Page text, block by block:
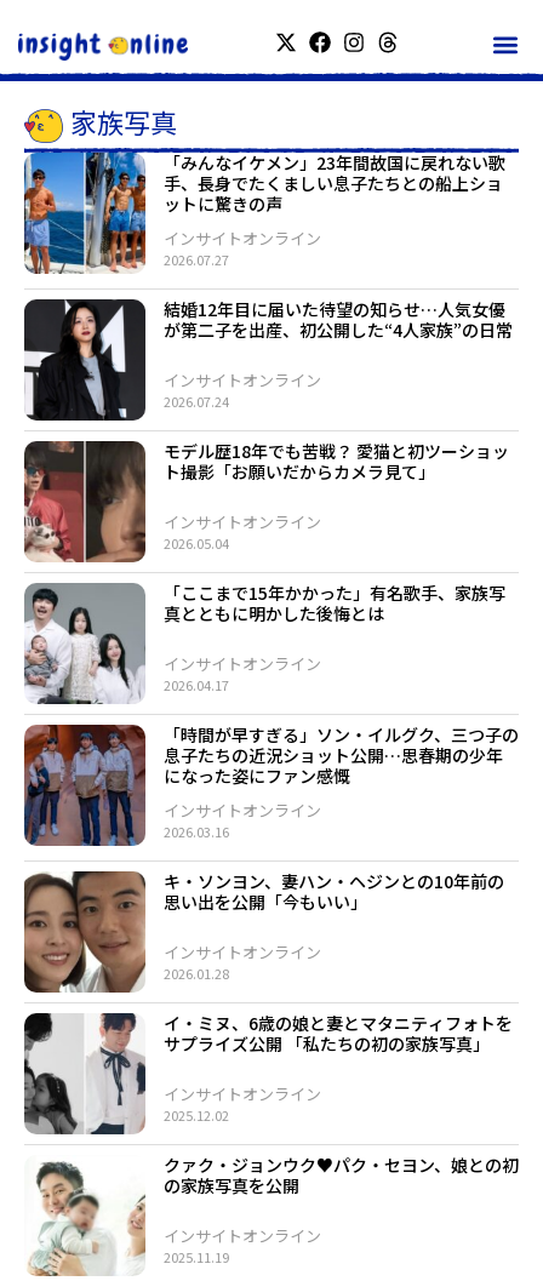
家族写真
「みんなイケメン」23年間故国に戻れない歌
手、長身でたくましい息子たちとの船上ショ
ットに驚きの声
2026.07.27
インサイトオンライン
結婚12年目に届いた待望の知らせ…人気女優
が第二子を出産、初公開した“4人家族”の日常
2026.07.24
インサイトオンライン
モデル歴18年でも苦戦？ 愛猫と初ツーショッ
ト撮影「お願いだからカメラ見て」
2026.05.04
インサイトオンライン
「ここまで15年かかった」有名歌手、家族写
真とともに明かした後悔とは
2026.04.17
インサイトオンライン
「時間が早すぎる」ソン・イルグク、三つ子の
息子たちの近況ショット公開…思春期の少年
になった姿にファン感慨
2026.03.16
インサイトオンライン
キ・ソンヨン、妻ハン・ヘジンとの10年前の
思い出を公開「今もいい」
2026.01.28
インサイトオンライン
イ・ミヌ、6歳の娘と妻とマタニティフォトを
サプライズ公開 「私たちの初の家族写真」
2025.12.02
インサイトオンライン
クァク・ジョンウク♥パク・セヨン、娘との初
の家族写真を公開
2025.11.19
インサイトオンライン